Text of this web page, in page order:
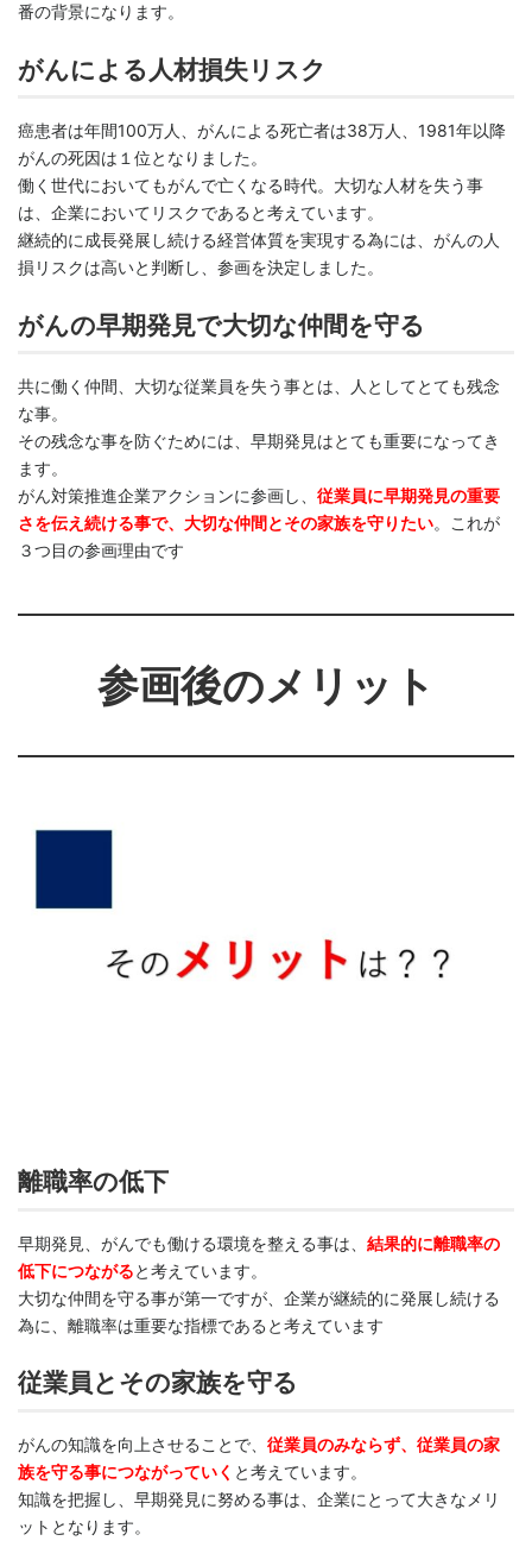
番の背景になります。
がんによる人材損失リスク
癌患者は年間100万人、がんによる死亡者は38万人、1981年以降
がんの死因は１位となりました。
働く世代においてもがんで亡くなる時代。大切な人材を失う事
は、企業においてリスクであると考えています。
継続的に成長発展し続ける経営体質を実現する為には、がんの人
損リスクは高いと判断し、参画を決定しました。
がんの早期発見で大切な仲間を守る
共に働く仲間、大切な従業員を失う事とは、人としてとても残念
な事。
その残念な事を防ぐためには、早期発見はとても重要になってき
ます。
がん対策推進企業アクションに参画し、 従業員に早期発見の重要
さを伝え続ける事で、大切な仲間とその家族を守りたい。これが
３つ目の参画理由です
参画後のメリット
離職率の低下
早期発見、がんでも働ける環境を整える事は、 結果的に離職率の
低下につながると考えています。
大切な仲間を守る事が第一ですが、企業が継続的に発展し続ける
為に、離職率は重要な指標であると考えています
従業員とその家族を守る
がんの知識を向上させることで、 従業員のみならず、従業員の家
族を守る事につながっていく と考えています。
知識を把握し、早期発見に努める事は、企業にとって大きなメリ
ットとなります。